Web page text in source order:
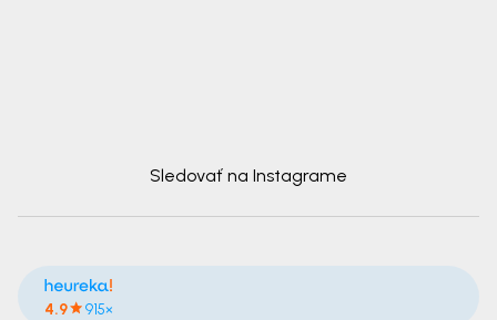
Sledovať na Instagrame
4.9 915×